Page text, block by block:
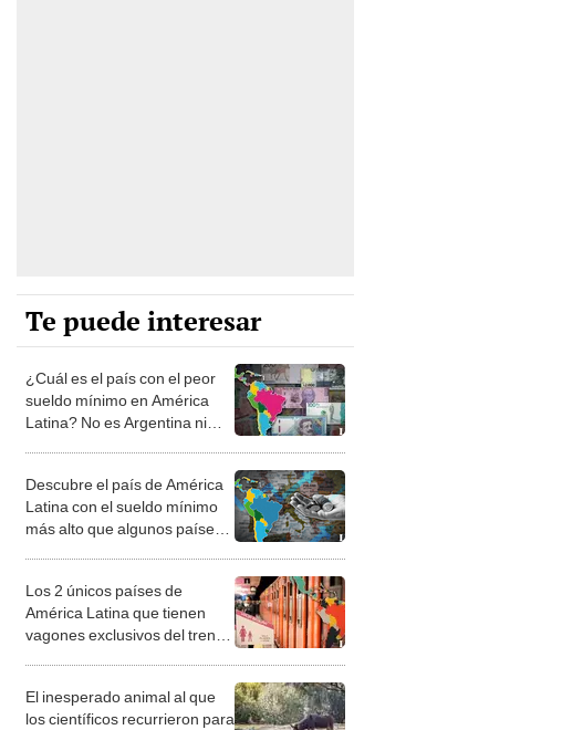
Te puede interesar
¿Cuál es el país con el peor
sueldo mínimo en América
Latina? No es Argentina ni
Descubre el país de América
Latina con el sueldo mínimo
más alto que algunos países
Los 2 únicos países de
América Latina que tienen
vagones exclusivos del tren
El inesperado animal al que
los científicos recurrieron para